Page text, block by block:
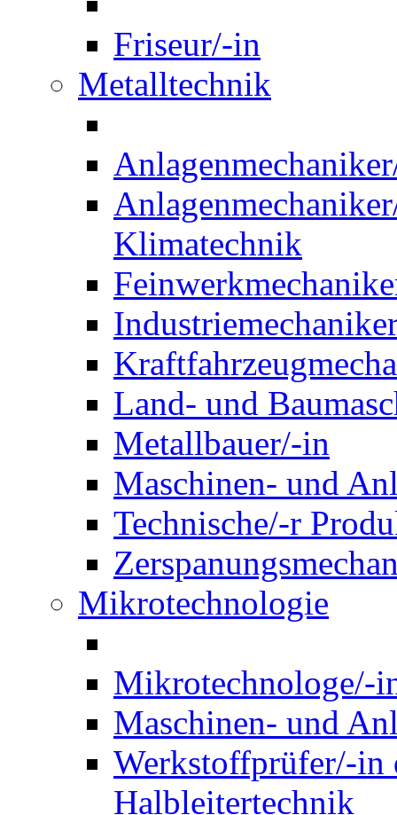
Friseur/-in
Metalltechnik
Klimatechnik
Land- und
Metallbauer/-in
Maschinen- und
Technische/-r
Mikrotechnologie
Mikrotechnologe/-
Maschinen- und
Werkstoffprüfer/-in
Halbleitertechnik